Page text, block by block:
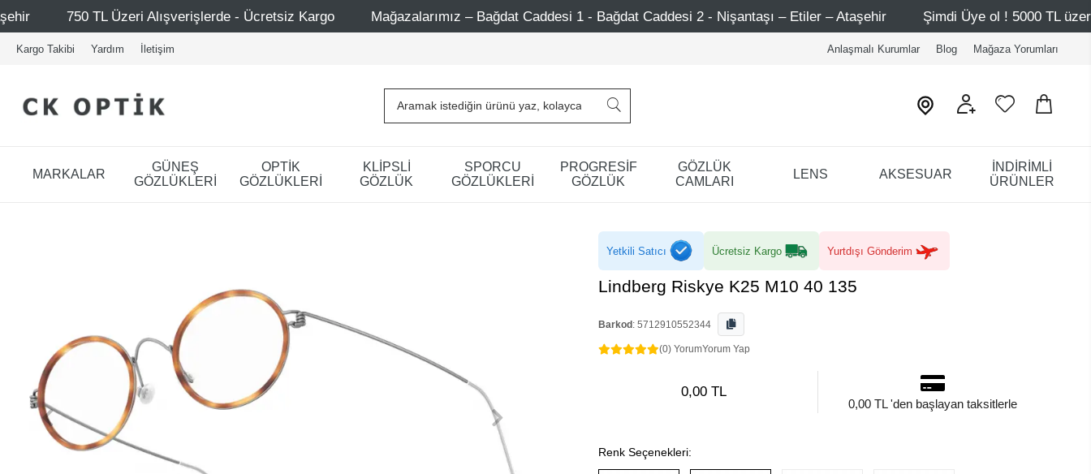
- Ücretsiz Kargo Mağazalarımız – Bağdat Caddesi 1 - Bağdat Caddesi 2 - Nişantaşı – Etiler – Ataşehir Şimdi Üye ol ! 5000 TL üzeri ilk alışverişinde 500 TL
Kargo Takibi Yardım İletişim Anlaşmalı Kurumlar Blog Mağaza Yorumları
MARKALAR
GÜNEŞ
GÖZLÜKLERİ
OPTİK
GÖZLÜKLERİ
KLİPSLİ
GÖZLÜK
SPORCU
GÖZLÜKLERİ
PROGRESİF
GÖZLÜK
GÖZLÜK
CAMLARI
LENS AKSESUAR
İNDİRİMLİ
ÜRÜNLER
Yetkili Satıcı Ücretsiz Kargo Yurtdışı Gönderim
Lindberg Riskye K25 M10 40 135
Barkod : 5712910552344
(0) YorumYorum Yap
0,00 TL
0,00 TL 'den başlayan taksitlerle
Renk Seçenekleri: